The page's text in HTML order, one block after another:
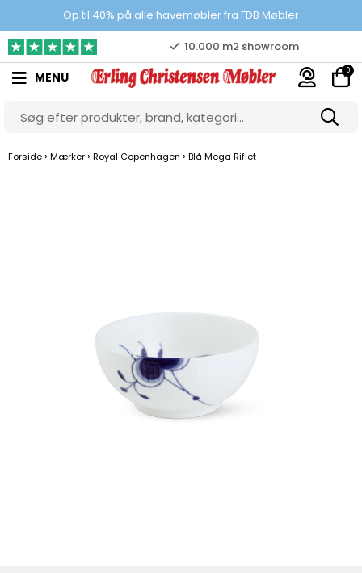
Op til 40% på alle havemøbler fra FDB Møbler
Prisgaranti
10.000 m2 showroom
Gratis & gode parkeringsforhold
MENU 0
Forside › Mærker › Royal Copenhagen › Blå Mega Riflet